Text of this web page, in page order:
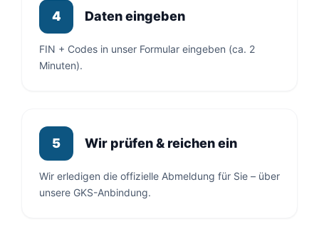
4 Daten eingeben
FIN + Codes in unser Formular eingeben (ca. 2
Minuten).
5 Wir prüfen & reichen ein
Wir erledigen die offizielle Abmeldung für Sie – über
unsere GKS-Anbindung.